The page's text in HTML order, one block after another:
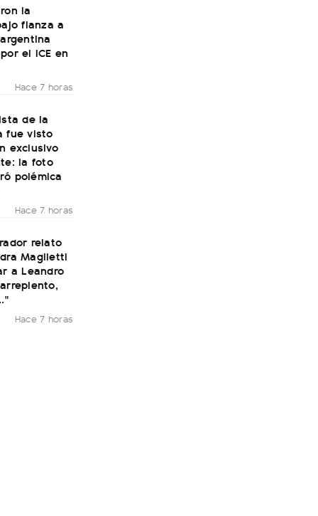
la
fianza a
el ICE en
Hace 7 horas
de la
fue visto
exclusivo
la foto
polémica
Hace 7 horas
relato
Maglietti
a Leandro
Hace 7 horas